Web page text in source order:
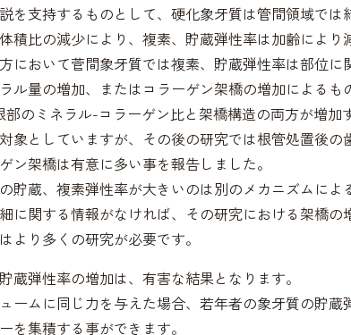
を支持するものとして、硬化象牙質は管間領域では
積比の減少により、複素、貯蔵弾性率は加齢により
において菅間象牙質では複素、貯蔵弾性率は部位に
ル量の増加、またはコラーゲン架橋の増加によるも
のミネラル-コラーゲン比と架橋構造の両方が増加
象としていますが、その後の研究では根管処置後
ン架橋は有意に多い事を報告しました。
貯蔵、複素弾性率が大きいのは別のメカニズムによ
に関する情報がなければ、その研究における架橋
より多くの研究が必要です。
蔵弾性率の増加は、有害な結果となります。
ームに同じ力を与えた場合、若年者の象牙質の貯
を集積する事ができます。